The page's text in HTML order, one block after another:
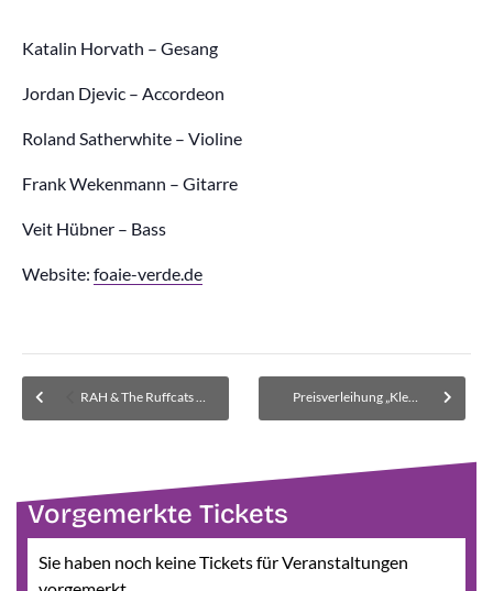
Katalin Horvath – Gesang
Jordan Djevic – Accordeon
Roland Satherwhite – Violine
Frank Wekenmann – Gitarre
Veit Hübner – Bass
Website: foaie-verde.de
RAH & The Ruffcats – (Steh) krankheitsbeding von Künstlerseite ABGESAGT Preisverleihung „Kleider mit Geschichte“ mit Vortrag von Dr. Adrian Roßner
Vorgemerkte Tickets
Sie haben noch keine Tickets für Veranstaltungen